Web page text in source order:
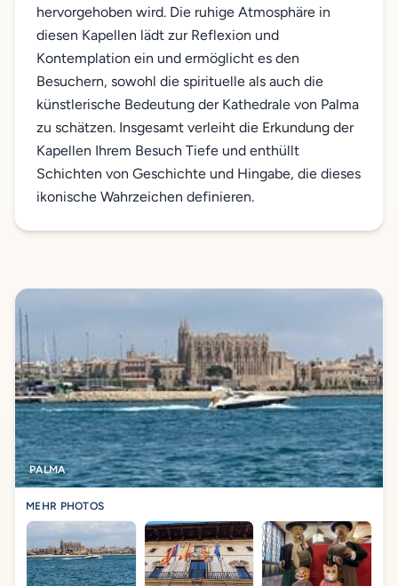
hervorgehoben wird. Die ruhige Atmosphäre in
diesen Kapellen lädt zur Reflexion und
Kontemplation ein und ermöglicht es den
Besuchern, sowohl die spirituelle als auch die
künstlerische Bedeutung der Kathedrale von Palma
zu schätzen. Insgesamt verleiht die Erkundung der
Kapellen Ihrem Besuch Tiefe und enthüllt
Schichten von Geschichte und Hingabe, die dieses
ikonische Wahrzeichen definieren.
PALMA
MEHR PHOTOS